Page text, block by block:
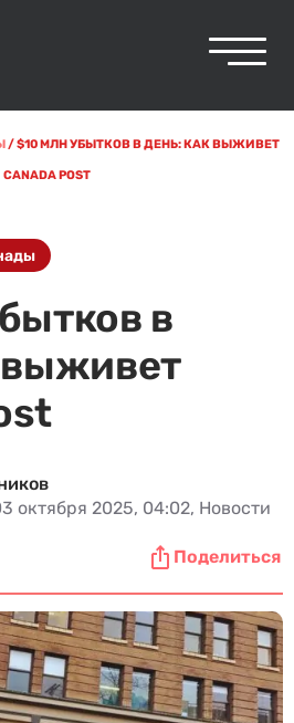
/$10 МЛН УБЫТКОВ В ДЕНЬ: КАК ВЫЖИВЕТ
CANADA POST
в
выживет
октября 2025, 04:02, Новости
Поделиться